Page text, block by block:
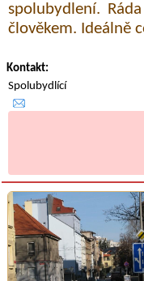
spolubydlení.
člověkem. Ideálně
Kontakt:
Spolubydlící